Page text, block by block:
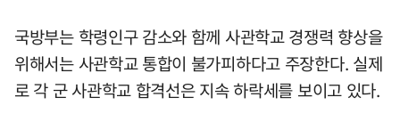
국방부는 학령인구 감소와 함께 사관학교 경쟁력 향상을
위해서는 사관학교 통합이 불가피하다고 주장한다. 실제
로 각 군 사관학교 합격선은 지속 하락세를 보이고 있다.